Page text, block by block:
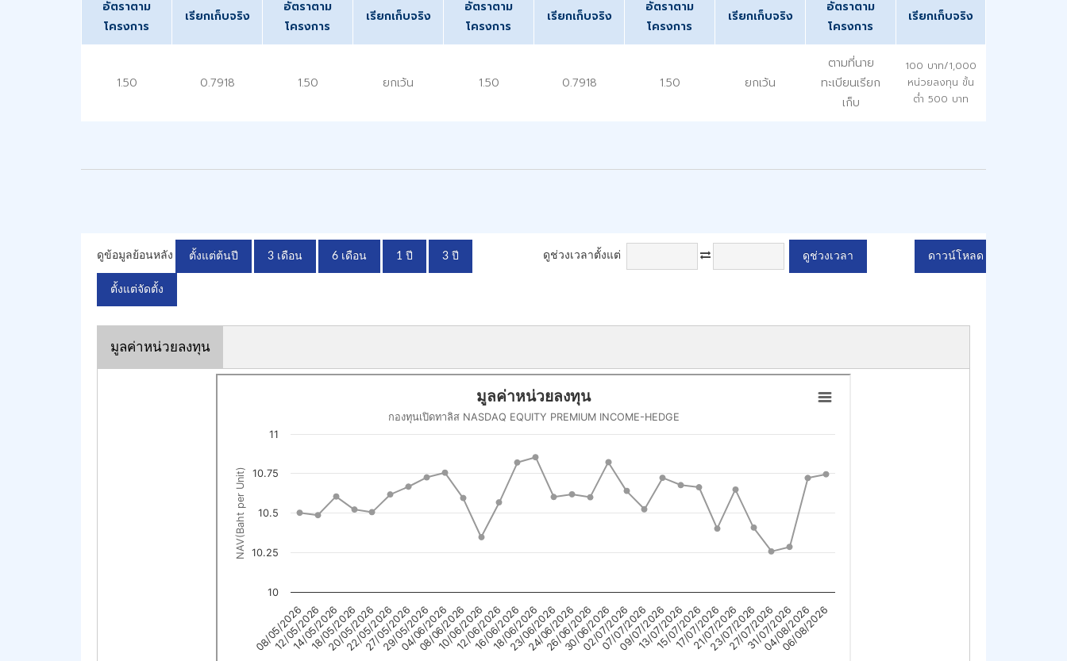
อัตราตาม
โครงการ
เรียกเก็บจริง
อัตราตาม
โครงการ
เรียกเก็บจริง
อัตราตาม
โครงการ
เรียกเก็บจริง
อัตราตาม
โครงการ
เรียกเก็บจริง
อัตราตาม
โครงการ
เรียกเก็บจริง
1.50 0.7918 1.50 ยกเว้น 1.50 0.7918 1.50 ยกเว้น
ตามที่นาย
ทะเบียนเรียก
เก็บ
100 บาท/1,000
หน่วยลงทุน ขั้น
ต่ำ 500 บาท